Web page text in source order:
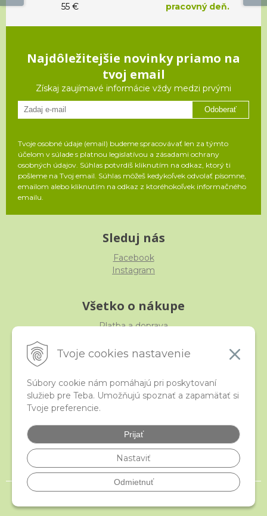
Tvoje cookies nastavenie
Súbory cookie nám pomáhajú pri poskytovaní
služieb pre Teba. Umožňujú spoznať a zapamätať si
Tvoje preferencie.
Prijať
Nastaviť
Odmietnuť
55 €
pracovný deň.
Najdôležitejšie novinky priamo na
tvoj email
Získaj zaujímavé informácie vždy medzi prvými
Odoberať
Tvoje osobné údaje (email) budeme spracovávať len za týmto
účelom v súlade s platnou legislatívou a zásadami ochrany
osobných údajov. Súhlas potvrdíš kliknutím na odkaz, ktorý ti
pošleme na Tvoj email. Súhlas môžeš kedykoľvek odvolať písomne,
emailom alebo kliknutím na odkaz z ktoréhokoľvek informačného
emailu.
Sleduj nás
Facebook
Instagram
Všetko o nákupe
Platba a doprava
Obchodné podmienky
iStraka
Veľkoobchod
Najčastejšie otázky
Certifikáty
© 2026 istraka.sk - najligotavejšie korálky a polodrahokamy široko ďaleko •